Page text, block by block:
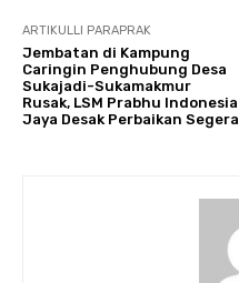
ARTIKULLI PARAPRAK
Jembatan di Kampung
Caringin Penghubung Desa
Sukajadi-Sukamakmur
Rusak, LSM Prabhu Indonesia
Jaya Desak Perbaikan Segera